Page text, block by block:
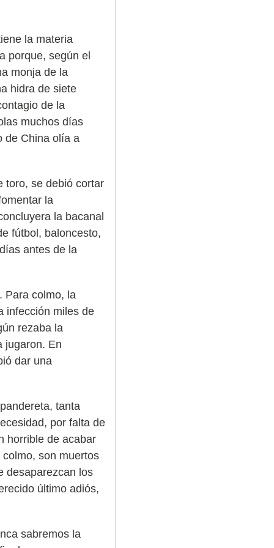
la materia
porque, según el
monja de la
hidra de siete
de la
muchos días
de China olía a
toro, se debió cortar
la
la bacanal
fútbol, baloncesto,
antes de la
Para colmo, la
infección miles de
rezaba la
jugaron. En
dar una
tanta
por falta de
horrible de acabar
son muertos
desaparezcan los
último adiós,
sabremos la